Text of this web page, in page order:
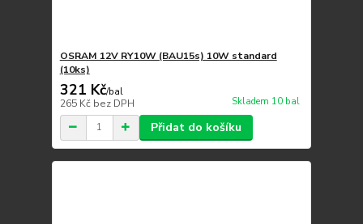
OSRAM 12V RY10W (BAU15s) 10W standard
(10ks)
321 Kč/bal
265 Kč bez DPH Skladem 10 bal
Přidat do košíku